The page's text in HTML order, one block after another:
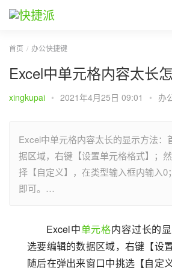
首页 办公快捷键
Excel中单元格内容太长
xingkupai • 2021年4月25日 09:01 • 办
Excel中单元格内容太长的显示方法：
据区域，右键【设置单元格格式】；
择【自定义】，在类型输入框内输入0
即可。…
Excel中单元格内容过长的
选要编辑的数据区域，右键【设
随后在弹出来窗口中挑选【自定